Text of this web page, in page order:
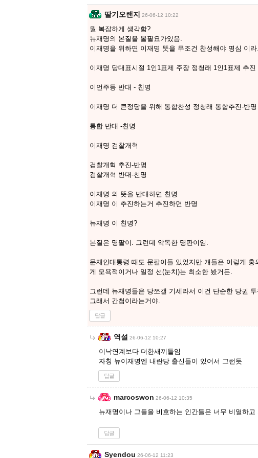
딸기오랜지 26-06-12 10:22
뭘 복잡하게 생각함?
뉴재명의 본질을 볼필요가있음.
이재명을 위하면 이재명 뜻을 무조건 찬성해야 명심 이
이재명 당대표시절 1인1표제 주장 정청래 1인1표제 추진
이언주등 반대 - 친명
이재명 더 큰정당을 위해 통합찬성 정청래 통합추진-반명
통합 반대 -친명
이재명 검찰개혁
검찰개혁 추진-반명
검찰개혁 반대-친명
이재명 의 뜻을 반대하면 친명
이재명 이 추진하는거 추진하면 반명
뉴재명 이 친명?
본질은 명팔이. 그런데 악독한 명판이임.
문재인대통령 때도 문팔이들 있었지만 걔들은 이렇게
게 모욕적이거나 일정 선(눈치)는 최소한 봤거든.
그런데 뉴재명들은 당쪼갤 기세라서 이건 단순한 당권
그래서 간첩이라는거야.
답글
역설 26-06-12 10:27
이낙연계보다 더한새끼들임
자칭 뉴이재명엔 내란당 출신들이 있어서 그런듯
답글
marcoswon 26-06-12 10:35
뉴재명이나 그들을 비호하는 인간들은 너무 비열하고
답글
Syendou 26-06-12 11:23